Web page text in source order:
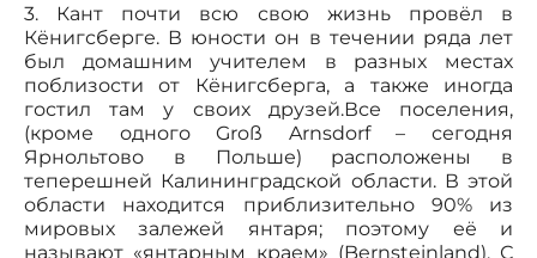
3. Кант почти всю свою жизнь провёл в
Кёнигсберге. В юности он в течении ряда лет
был домашним учителем в разных местах
поблизости от Кёнигсберга, а также иногда
гостил там у своих друзей.Все поселения,
(кроме одного Groß Arnsdorf – сегодня
Ярнольтово в Польше) расположены в
теперешней Калининградской области. В этой
области находится приблизительно 90% из
мировых залежей янтаря; поэтому её и
называют «янтарным краем» (Bernsteinland). С